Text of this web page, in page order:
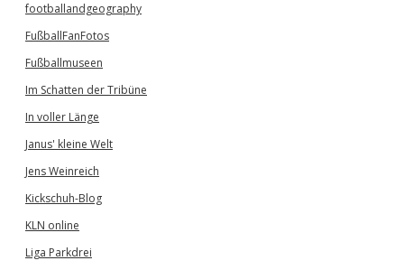
footballandgeography
FußballFanFotos
Fußballmuseen
Im Schatten der Tribüne
In voller Länge
Janus' kleine Welt
Jens Weinreich
Kickschuh-Blog
KLN online
Liga Parkdrei